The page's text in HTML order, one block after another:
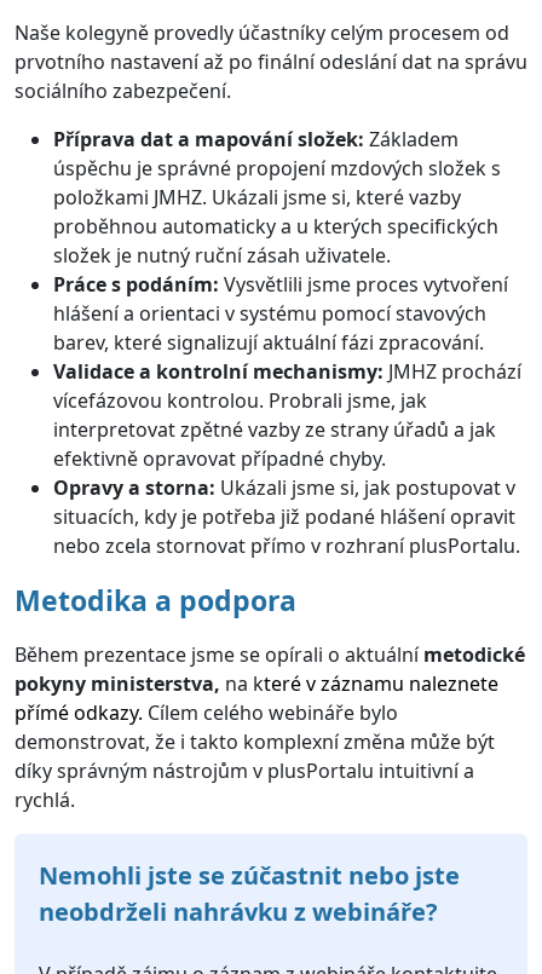
Naše kolegyně provedly účastníky celým procesem od
prvotního nastavení až po finální odeslání dat na správu
sociálního zabezpečení.
Příprava dat a mapování složek: Základem
úspěchu je správné propojení mzdových složek s
položkami JMHZ. Ukázali jsme si, které vazby
proběhnou automaticky a u kterých specifických
složek je nutný ruční zásah uživatele.
Práce s podáním: Vysvětlili jsme proces vytvoření
hlášení a orientaci v systému pomocí stavových
barev, které signalizují aktuální fázi zpracování.
Validace a kontrolní mechanismy: JMHZ prochází
vícefázovou kontrolou. Probrali jsme, jak
interpretovat zpětné vazby ze strany úřadů a jak
efektivně opravovat případné chyby.
Opravy a storna: Ukázali jsme si, jak postupovat v
situacích, kdy je potřeba již podané hlášení opravit
nebo zcela stornovat přímo v rozhraní plusPortalu.
Metodika a podpora
Během prezentace jsme se opírali o aktuálnímetodické
pokyny ministerstva, na které v záznamu naleznete
přímé odkazy. Cílem celého webináře bylo
demonstrovat, že i takto komplexní změna může být
díky správným nástrojům v plusPortalu intuitivní a
rychlá.
Nemohli jste se zúčastnit nebo jste
neobdrželi nahrávku z webináře?